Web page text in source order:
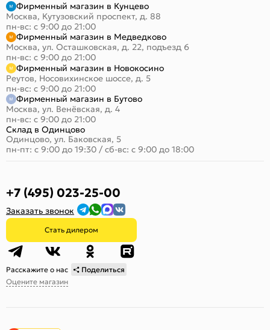
Фирменный магазин в Кунцево
Москва, Кутузовский проспект, д. 88
пн-вс: с 9:00 до 21:00
Фирменный магазин в Медведково
Москва, ул. Осташковская, д. 22, подъезд 6
пн-вс: с 9:00 до 21:00
Фирменный магазин в Новокосино
Реутов, Носовихинское шоссе, д. 5
пн-вс: с 9:00 до 21:00
Фирменный магазин в Бутово
Москва, ул. Венёвская, д. 4
пн-вс: с 9:00 до 21:00
Склад в Одинцово
Одинцово, ул. Баковская, 5
пн-пт: с 9:00 до 19:30 / сб-вс: с 9:00 до 18:00
+7 (495) 023-25-00
Заказать звонок
Стать дилером
Расскажите о нас
Поделиться
Оцените магазин